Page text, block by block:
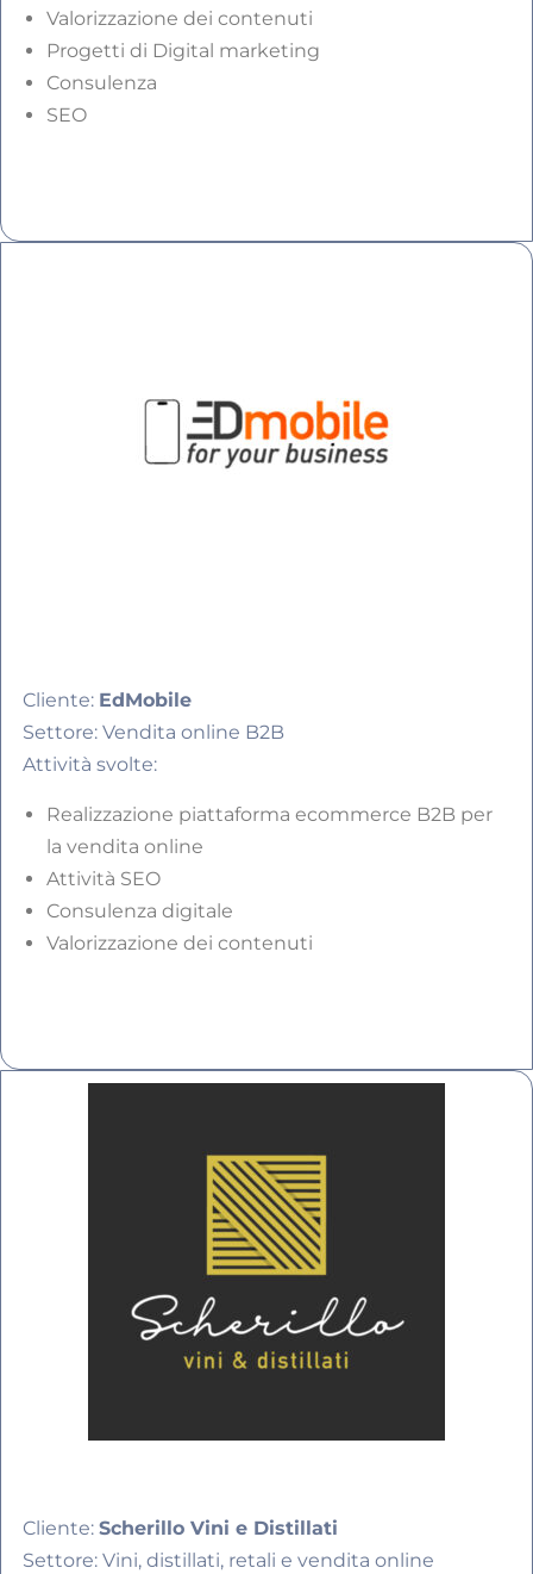
Valorizzazione dei contenuti
Progetti di Digital marketing
Consulenza
SEO
Cliente: EdMobile
Settore: Vendita online B2B
Attività svolte:
Realizzazione piattaforma ecommerce B2B per
la vendita online
Attività SEO
Consulenza digitale
Valorizzazione dei contenuti
Cliente: Scherillo Vini e Distillati
Settore: Vini, distillati, retali e vendita online